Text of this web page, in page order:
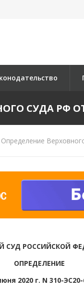
СУДА РФ ОТ
СУД РОССИЙСКОЙ
ОПРЕДЕЛЕНИЕ
2020 г. N 310-ЭС20-